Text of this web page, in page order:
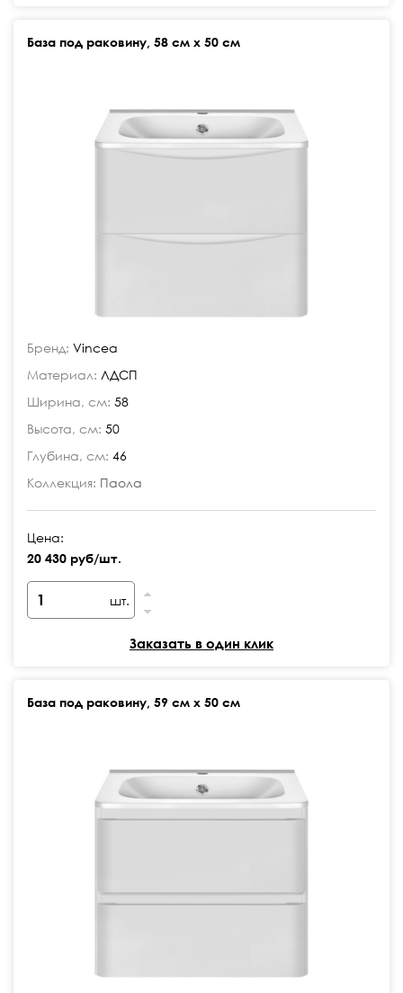
База под раковину, 58 см х 50 см
Бренд: Vincea
Материал: ЛДСП
Ширина, см: 58
Высота, см: 50
Глубина, см: 46
Коллекция: Паола
Цена:
20 430 руб/шт.
шт.
Заказать в один клик
База под раковину, 59 см х 50 см